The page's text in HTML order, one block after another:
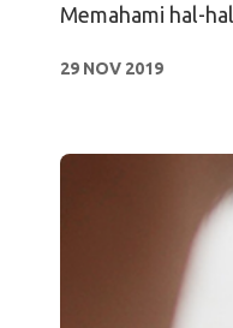
Memahami hal-
29 NOV 2019